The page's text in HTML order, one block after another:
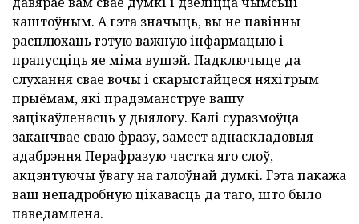
каштоўным. А гэта значыць, вы не павінны
расплюхаць гэтую важную інфармацыю і
прапусціць яе міма вушэй. Падключыце да
слухання свае вочы і скарыстайцеся няхітрым
прыёмам, які прадэманструе вашу
зацікаўленасць у дыялогу. Калі суразмоўца
заканчвае сваю фразу, замест аднаскладовыя
адабрэння Перафразую частка яго слоў,
акцэнтуючы ўвагу на галоўнай думкі. Гэта пакажа
ваш непадробную цікавасць да таго, што было
паведамлена.